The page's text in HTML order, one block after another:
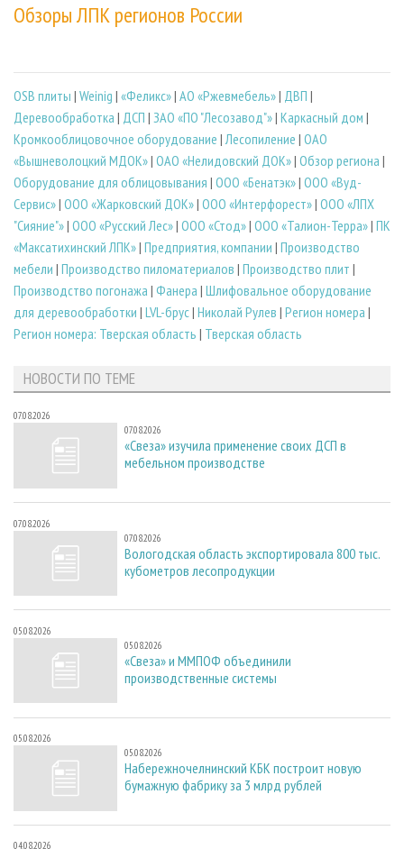
Обзоры ЛПК регионов России
OSB плиты | Weinig | «Феликс»| АО «Ржевмебель»| ДВП |
Деревообработка | ДСП | ЗАО «ПО "Лесозавод"»| Каркасный дом |
Кромкооблицовочное оборудование | Лесопиление | ОАО
«Вышневолоцкий МДОК»| ОАО «Нелидовский ДОК»| Обзор региона |
Оборудование для облицовывания | ООО «Бенатэк»| ООО «Вуд-
Сервис»| ООО «Жарковский ДОК»| ООО «Интерфорест»| ООО «ЛПХ
"Сияние"»| ООО «Русский Лес»| ООО «Стод»| ООО «Талион-Терра»| ПК
«Максатихинский ЛПК»| Предприятия, компании | Производство
мебели | Производство пиломатериалов | Производство плит |
Производство погонажа | Фанера | Шлифовальное оборудование
для деревообработки | LVL-брус| Николай Рулев | Регион номера |
Регион номера: Тверская область | Тверская область
НОВОСТИ ПО ТЕМЕ
07.08.2026
07.08.2026
«Свеза» изучила применение своих ДСП в
мебельном производстве
07.08.2026
07.08.2026
Вологодская область экспортировала 800 тыс.
кубометров лесопродукции
05.08.2026
05.08.2026
«Свеза» и ММПОФ объединили
производственные системы
05.08.2026
05.08.2026
Набережночелнинский КБК построит новую
бумажную фабрику за 3 млрд рублей
04.08.2026